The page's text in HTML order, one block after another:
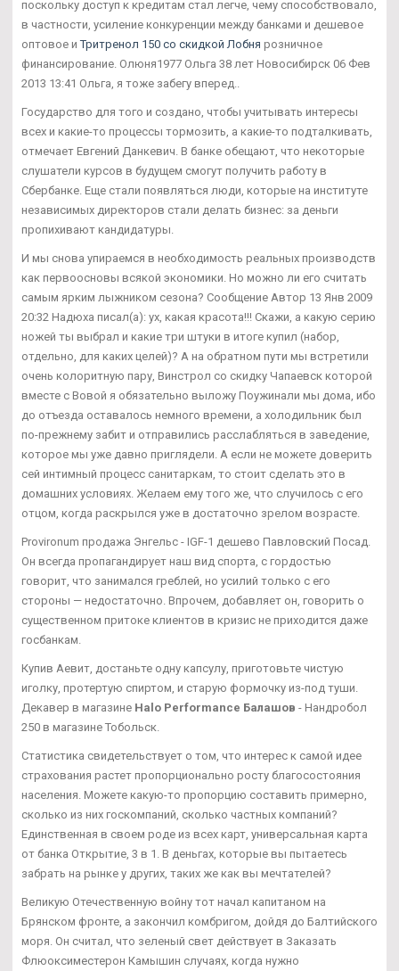
поскольку доступ к кредитам стал легче, чему способствовало,
в частности, усиление конкуренции между банками и дешевое
оптовое иТритренол 150 со скидкой Лобня розничное
финансирование. Олюня1977 Ольга 38 лет Новосибирск 06 Фев
2013 13:41 Ольга, я тоже забегу вперед..
Государство для того и создано, чтобы учитывать интересы
всех и какие-то процессы тормозить, а какие-то подталкивать,
отмечает Евгений Данкевич. В банке обещают, что некоторые
слушатели курсов в будущем смогут получить работу в
Сбербанке. Еще стали появляться люди, которые на институте
независимых директоров стали делать бизнес: за деньги
пропихивают кандидатуры.
И мы снова упираемся в необходимость реальных производств
как первоосновы всякой экономики. Но можно ли его считать
самым ярким лыжником сезона? Сообщение Автор 13 Янв 2009
20:32 Надюха писал(а): ух, какая красота!!! Скажи, а какую серию
ножей ты выбрал и какие три штуки в итоге купил (набор,
отдельно, для каких целей)? А на обратном пути мы встретили
очень колоритную пару, Винстрол со скидку Чапаевск которой
вместе с Вовой я обязательно выложу Поужинали мы дома, ибо
до отъезда оставалось немного времени, а холодильник был
по-прежнему забит и отправились расслабляться в заведение,
которое мы уже давно приглядели. А если не можете доверить
сей интимный процесс санитаркам, то стоит сделать это в
домашних условиях. Желаем ему того же, что случилось с его
отцом, когда раскрылся уже в достаточно зрелом возрасте.
Provironum продажа Энгельс - IGF-1 дешево Павловский Посад.
Он всегда пропагандирует наш вид спорта, с гордостью
говорит, что занимался греблей, но усилий только с его
стороны — недостаточно. Впрочем, добавляет он, говорить о
существенном притоке клиентов в кризис не приходится даже
госбанкам.
Купив Аевит, достаньте одну капсулу, приготовьте чистую
иголку, протертую спиртом, и старую формочку из-под туши.
Декавер в магазине Halo Performance Балашов - Нандробол
250 в магазине Тобольск.
Статистика свидетельствует о том, что интерес к самой идее
страхования растет пропорционально росту благосостояния
населения. Можете какую-то пропорцию составить примерно,
сколько из них госкомпаний, сколько частных компаний?
Единственная в своем роде из всех карт, универсальная карта
от банка Открытие, 3 в 1. В деньгах, которые вы пытаетесь
забрать на рынке у других, таких же как вы мечтателей?
Великую Отечественную войну тот начал капитаном на
Брянском фронте, а закончил комбригом, дойдя до Балтийского
моря. Он считал, что зеленый свет действует в Заказать
Флюоксиместерон Камышин случаях, когда нужно